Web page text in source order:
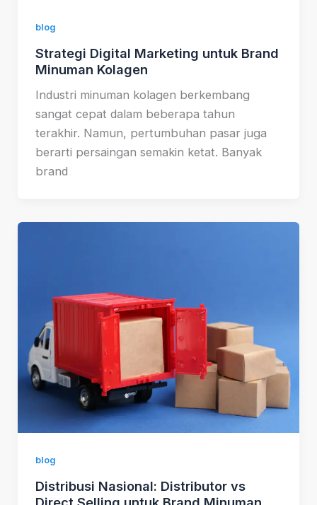
blog
Strategi Digital Marketing untuk Brand
Minuman Kolagen
Industri minuman kolagen berkembang
sangat cepat dalam beberapa tahun
terakhir. Namun, pertumbuhan pasar juga
berarti persaingan semakin ketat. Banyak
brand
blog
Distribusi Nasional: Distributor vs